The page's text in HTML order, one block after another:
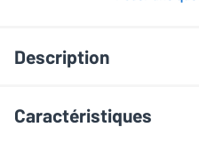
Description
Points forts
Caractéristiques